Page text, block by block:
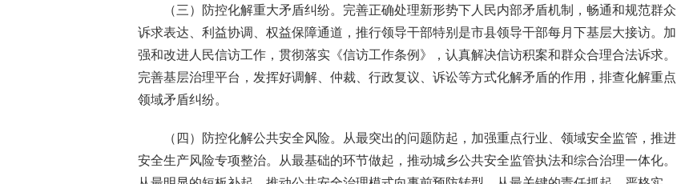
（三）防控化解重大矛盾纠纷。完善正确处理新形势下人民内部矛盾机制，畅通和规范群众
诉求表达、利益协调、权益保障通道，推行领导干部特别是市县领导干部每月下基层大接访。加
强和改进人民信访工作，贯彻落实《信访工作条例》，认真解决信访积案和群众合理合法诉求。
完善基层治理平台，发挥好调解、仲裁、行政复议、诉讼等方式化解矛盾的作用，排查化解重点
领域矛盾纠纷。
（四）防控化解公共安全风险。从最突出的问题防起，加强重点行业、领域安全监管，推进
安全生产风险专项整治。从最基础的环节做起，推动城乡公共安全监管执法和综合治理一体化。